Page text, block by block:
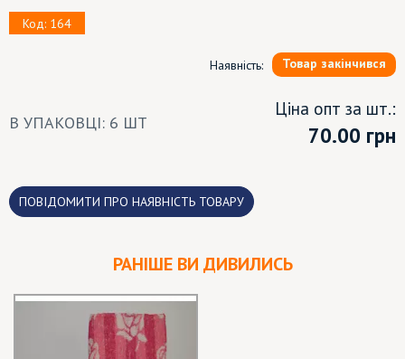
Код: 164
Наявність: Товар закінчився
В УПАКОВЦІ: 6 ШТ
Ціна опт за шт.:
70.00 грн
ПОВІДОМИТИ ПРО НАЯВНІСТЬ ТОВАРУ
РАНІШЕ ВИ ДИВИЛИСЬ